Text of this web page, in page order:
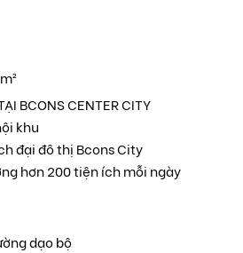
BCONS CENTER CITY
khu
đại đô thị Bcons City
hơn 200 tiện ích mỗi ngày
dạo bộ